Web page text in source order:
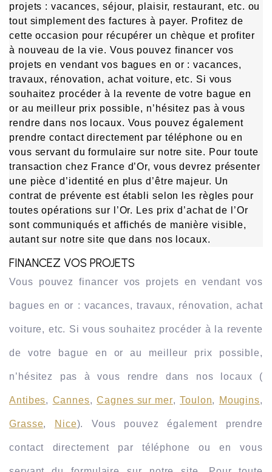
projets : vacances, séjour, plaisir, restaurant, etc. ou
tout simplement des factures à payer. Profitez de
cette occasion pour récupérer un chèque et profiter
à nouveau de la vie. Vous pouvez financer vos
projets en vendant vos bagues en or : vacances,
travaux, rénovation, achat voiture, etc. Si vous
souhaitez procéder à la revente de votre bague en
or au meilleur prix possible, n’hésitez pas à vous
rendre dans nos locaux. Vous pouvez également
prendre contact directement par téléphone ou en
vous servant du formulaire sur notre site. Pour toute
transaction chez France d’Or, vous devrez présenter
une pièce d’identité en plus d’être majeur. Un
contrat de prévente est établi selon les règles pour
toutes opérations sur l’Or. Les prix d’achat de l’Or
sont communiqués et affichés de manière visible,
autant sur notre site que dans nos locaux.
FINANCEZ VOS PROJETS
Vous pouvez financer vos projets en vendant vos
bagues en or : vacances, travaux, rénovation, achat
voiture, etc. Si vous souhaitez procéder à la revente
de votre bague en or au meilleur prix possible,
n’hésitez pas à vous rendre dans nos locaux (
Antibes, Cannes, Cagnes sur mer, Toulon, Mougins,
Grasse, Nice). Vous pouvez également prendre
contact directement par téléphone ou en vous